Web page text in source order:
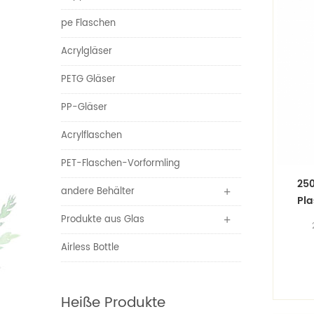
pe Flaschen
Acrylgläser
PETG Gläser
PP-Gläser
Acrylflaschen
PET-Flaschen-Vorformling
andere Behälter
Produkte aus Glas
Airless Bottle
Heiße Produkte